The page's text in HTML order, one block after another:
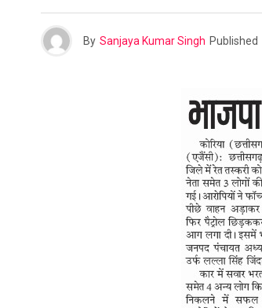
By Sanjaya Kumar Singh Published